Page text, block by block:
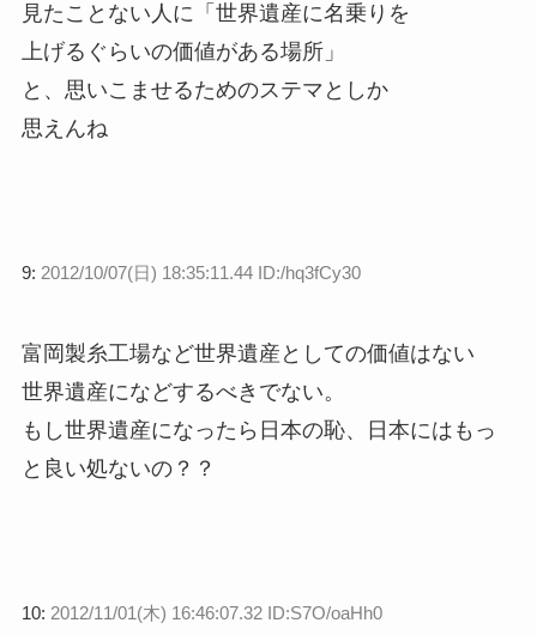
見たことない人に「世界遺産に名乗りを
上げるぐらいの価値がある場所」
と、思いこませるためのステマとしか
思えんね
9: 2012/10/07(日) 18:35:11.44 ID:/hq3fCy30
富岡製糸工場など世界遺産としての価値はない
世界遺産になどするべきでない。
もし世界遺産になったら日本の恥、日本にはもっ
と良い処ないの？？
10: 2012/11/01(木) 16:46:07.32 ID:S7O/oaHh0